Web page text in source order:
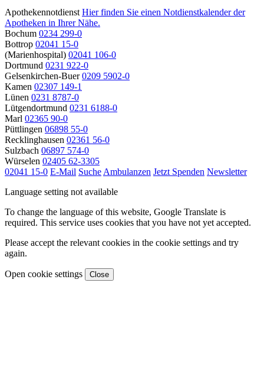
Apothekennotdienst Hier finden Sie einen Notdienstkalender der
Apotheken in Ihrer Nähe.
Bochum 0234 299-0
Bottrop 02041 15-0
(Marienhospital) 02041 106-0
Dortmund 0231 922-0
Gelsenkirchen-Buer 0209 5902-0
Kamen 02307 149-1
Lünen 0231 8787-0
Lütgendortmund 0231 6188-0
Marl 02365 90-0
Püttlingen 06898 55-0
Recklinghausen 02361 56-0
Sulzbach 06897 574-0
Würselen 02405 62-3305
02041 15-0 E-Mail Suche Ambulanzen Jetzt Spenden Newsletter
Language setting not available
To change the language of this website, Google Translate is
required. This service uses cookies that you have not yet accepted.
Please accept the relevant cookies in the cookie settings and try
again.
Open cookie settings Close